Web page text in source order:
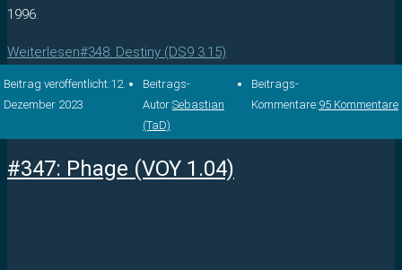
1996.
Weiterlesen#348: Destiny (DS9 3.15)
Beitrag veröffentlicht:12.
Dezember 2023
Beitrags-
Autor:Sebastian
(TaD)
Beitrags-
Kommentare:95 Kommentare
#347: Phage (VOY 1.04)